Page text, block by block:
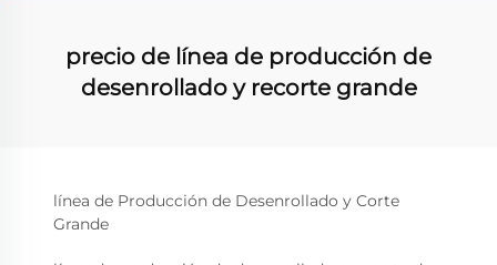
precio de línea de producción de
desenrollado y recorte grande
línea de Producción de Desenrollado y Corte
Grande